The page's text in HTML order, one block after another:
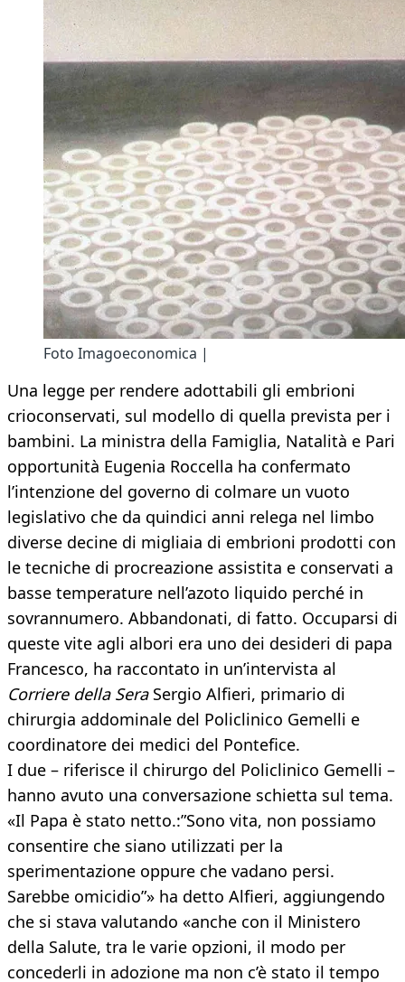
Foto Imagoeconomica |
Una legge per rendere adottabili gli embrioni
crioconservati, sul modello di quella prevista per i
bambini. La ministra della Famiglia, Natalità e Pari
opportunità Eugenia Roccella ha confermato
l’intenzione del governo di colmare un vuoto
legislativo che da quindici anni relega nel limbo
diverse decine di migliaia di embrioni prodotti con
le tecniche di procreazione assistita e conservati a
basse temperature nell’azoto liquido perché in
sovrannumero. Abbandonati, di fatto. Occuparsi di
queste vite agli albori era uno dei desideri di papa
Francesco, ha raccontato in un’intervista al
Corriere della SeraSergio Alfieri, primario di
chirurgia addominale del Policlinico Gemelli e
coordinatore dei medici del Pontefice.
I due – riferisce il chirurgo del Policlinico Gemelli –
hanno avuto una conversazione schietta sul tema.
«Il Papa è stato netto.:”Sono vita, non possiamo
consentire che siano utilizzati per la
sperimentazione oppure che vadano persi.
Sarebbe omicidio”» ha detto Alfieri, aggiungendo
che si stava valutando «anche con il Ministero
della Salute, tra le varie opzioni, il modo per
concederli in adozione ma non c’è stato il tempo